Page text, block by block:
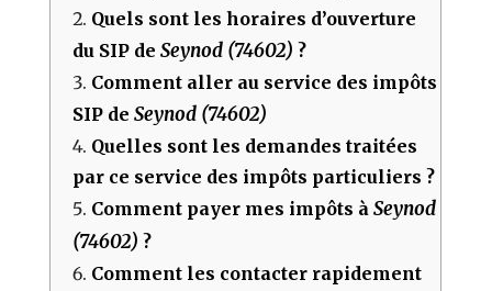
Quels sont les horaires d’ouverture
du SIP deSeynod (74602) ?
Comment aller au service des impôts
SIP deSeynod (74602)
Quelles sont les demandes traitées
par ce service des impôts particuliers ?
Comment payer mes impôts àSeynod
(74602) ?
Comment les contacter rapidement